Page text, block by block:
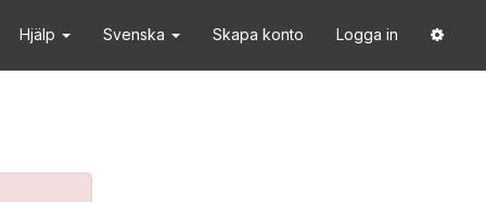
Hjälp Svenska Skapa konto Logga in